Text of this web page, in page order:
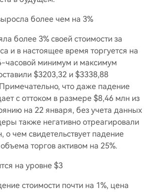
более чем на 3%
более 3% своей стоимости за
и в настоящее время торгуется на
часовой минимум и максимум
$3203,32 и $3338,88
Примечательно, что даже падение
с оттоком в размере $8,46 млн из
на 22 января, без учета данных
также негативно отреагировали
о чем свидетельствует падение
торгов активом на 25%.
на уровне $3
стоимости почти на 1%, цена